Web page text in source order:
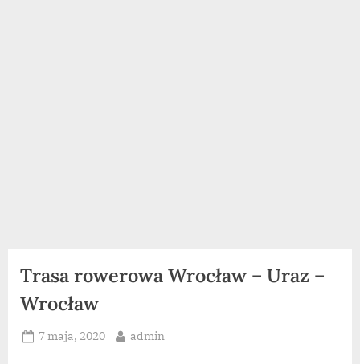
Trasa rowerowa Wrocław – Uraz –
Wrocław
Posted
7 maja, 2020 By
admin